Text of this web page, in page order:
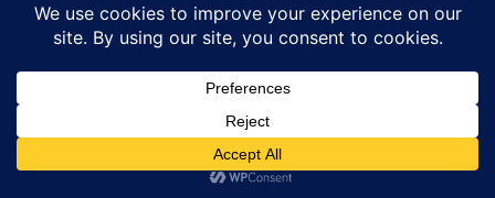
Kasvu Labor Proudly powered by WordPress